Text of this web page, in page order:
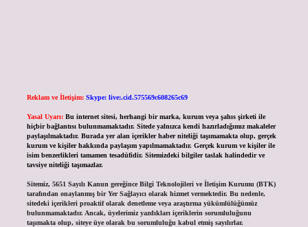
Reklam ve İletişim: Skype: live:.cid.575569c608265c69
Yasal Uyarı: Bu internet sitesi, herhangi bir marka, kurum veya şahıs şirketi ile
hiçbir bağlantısı bulunmamaktadır. Sitede yalnızca kendi hazırladığımız makaleler
paylaşılmaktadır. Burada yer alan içerikler haber niteliği taşımamakta olup, gerçek
kurum ve kişiler hakkında paylaşım yapılmamaktadır. Gerçek kurum ve kişiler ile
isim benzerlikleri tamamen tesadüfidir. Sitemizdeki bilgiler taslak halindedir ve
tavsiye niteliği taşımazlar.
Sitemiz, 5651 Sayılı Kanun gereğince Bilgi Teknolojileri ve İletişim Kurumu (BTK)
tarafından onaylanmış bir Yer Sağlayıcı olarak hizmet vermektedir. Bu nedenle,
sitedeki içerikleri proaktif olarak denetleme veya araştırma yükümlülüğümüz
bulunmamaktadır. Ancak, üyelerimiz yazdıkları içeriklerin sorumluluğunu
taşımakta olup, siteye üye olarak bu sorumluluğu kabul etmiş sayılırlar.